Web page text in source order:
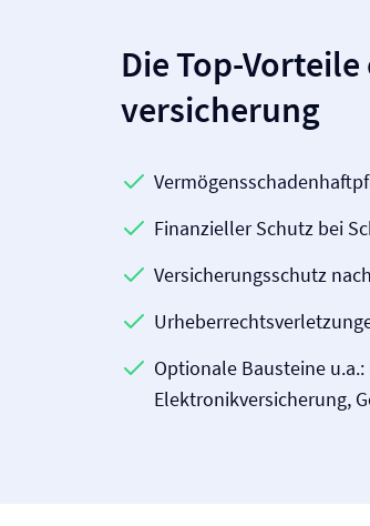
Die Top-
versicherung
Finanzieller Schutz bei
Versicherungsschutz
Optionale Bausteine
Elektronik­versicherung,